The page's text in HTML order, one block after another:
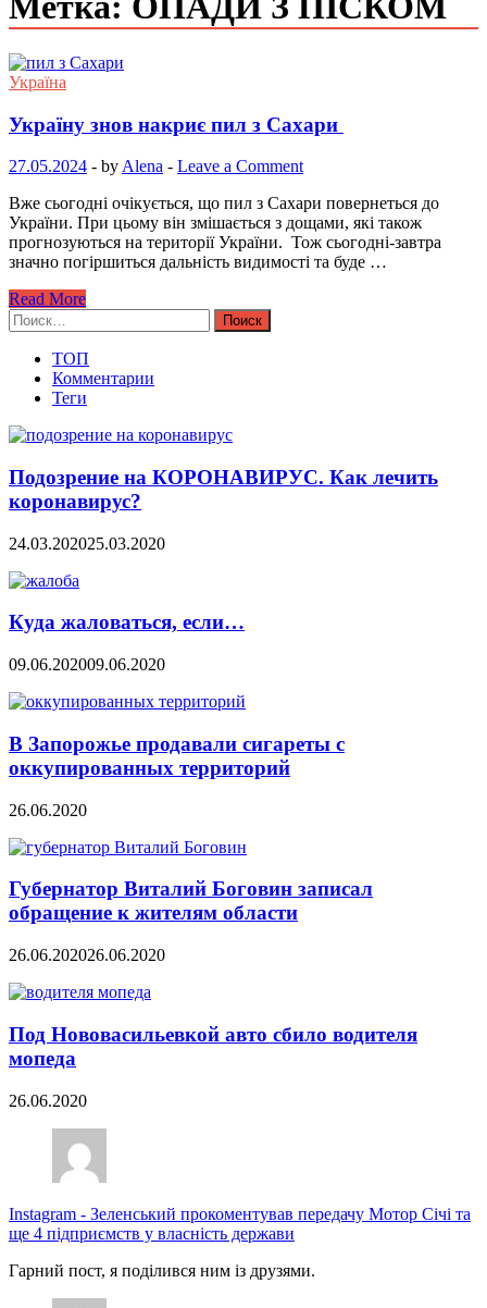
Україна
Україну знов накриє пил з Сахари
27.05.2024 - by Alena - Leave a Comment
Вже сьогодні очікується, що пил з Сахари повернеться до
України. При цьому він змішається з дощами, які також
прогнозуються на території України. Тож сьогодні-завтра
значно погіршиться дальність видимості та буде …
Read More
Найти:
ТОП
Комментарии
Теги
Подозрение на КОРОНАВИРУС. Как лечить
коронавирус?
24.03.202025.03.2020
Куда жаловаться, если…
09.06.202009.06.2020
В Запорожье продавали сигареты с
оккупированных территорий
26.06.2020
Губернатор Виталий Боговин записал
обращение к жителям области
26.06.202026.06.2020
Под Нововасильевкой авто сбило водителя
мопеда
26.06.2020
Instagram - Зеленський прокоментував передачу Мотор Січі та
ще 4 підприємств у власність держави
Гарний пост, я поділився ним із друзями.